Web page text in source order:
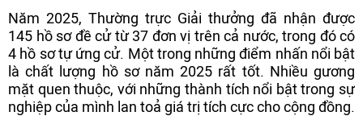
Năm 2025, Thường trực Giải thưởng đã nhận được
145 hồ sơ đề cử từ 37 đơn vị trên cả nước, trong đó có
4 hồ sơ tự ứng cử. Một trong những điểm nhấn nổi bật
là chất lượng hồ sơ năm 2025 rất tốt. Nhiều gương
mặt quen thuộc, với những thành tích nổi bật trong sự
nghiệp của mình lan toả giá trị tích cực cho cộng đồng.